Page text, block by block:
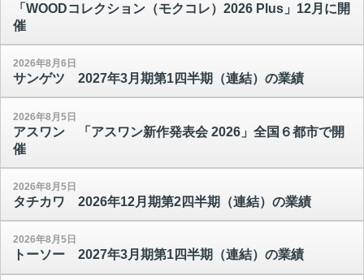
「WOODコレクション（モクコレ）2026 Plus」12月に開
催
2026年8月6日
サンゲツ 2027年3月期第1四半期（連結）の業績
2026年8月5日
アスワン 「アスワン新作発表会 2026」全国６都市で開
催
2026年8月5日
タチカワ 2026年12月期第2四半期（連結）の業績
2026年8月5日
トーソー 2027年3月期第1四半期（連結）の業績